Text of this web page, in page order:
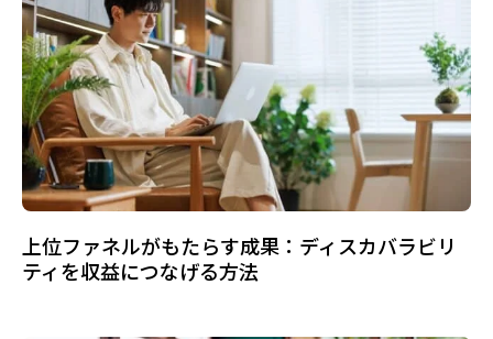
上位ファネルがもたらす成果：ディスカバラビリ
ティを収益につなげる方法